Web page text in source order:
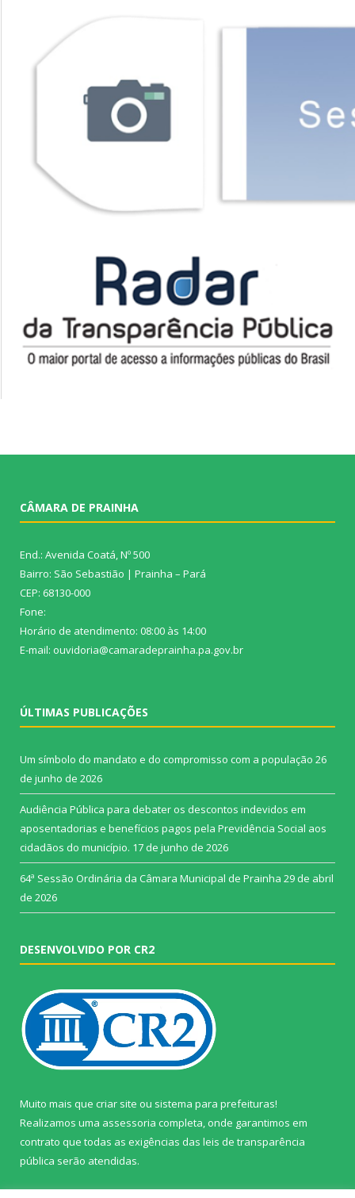
CÂMARA DE PRAINHA
End.: Avenida Coatá, Nº 500
Bairro: São Sebastião | Prainha – Pará
CEP: 68130-000
Fone:
Horário de atendimento: 08:00 às 14:00
E-mail: ouvidoria@camaradeprainha.pa.gov.br
ÚLTIMAS PUBLICAÇÕES
Um símbolo do mandato e do compromisso com a população 26
de junho de 2026
Audiência Pública para debater os descontos indevidos em
aposentadorias e benefícios pagos pela Previdência Social aos
cidadãos do município. 17 de junho de 2026
64ª Sessão Ordinária da Câmara Municipal de Prainha 29 de abril
de 2026
DESENVOLVIDO POR CR2
Muito mais que criar site ou sistema para prefeituras!
Realizamos uma assessoria completa, onde garantimos em
contrato que todas as exigências das leis de transparência
pública serão atendidas.